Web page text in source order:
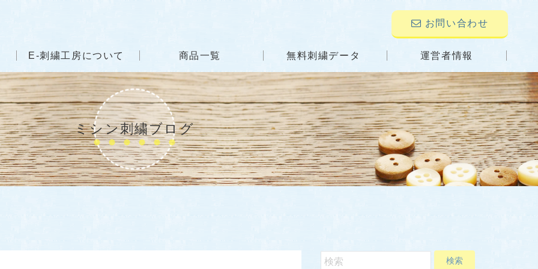
お問い合わせ
E-刺繍工房について 商品一覧 無料刺繍データ 運営者情報
ミシン刺繍ブログ